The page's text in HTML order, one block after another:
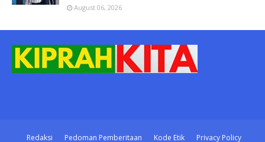
August 06, 2026
Redaksi Pedoman Pemberitaan Kode Etik Privacy Policy